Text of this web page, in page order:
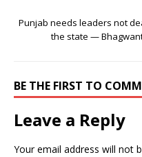
Punjab needs leaders not
the state —
BE THE FIRST TO
Leave a Reply
Your email address will not